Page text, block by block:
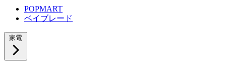
POPMART
ベイブレード
家電